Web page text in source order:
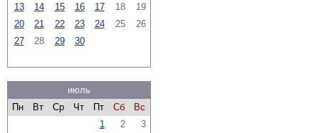
13
14 15 16 17 18
19
20
21 22 23 24 25
26
27
28 29 30
июль
Пн
Вт Ср Чт Пт Сб
Вс
1
2
3